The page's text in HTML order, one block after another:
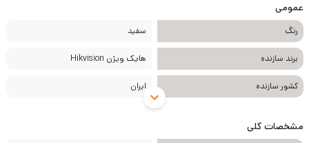
عمومی
رنگ سفید
برند سازنده هایک ویژن Hikvision
کشور سازنده ایران
مشخصات کلی